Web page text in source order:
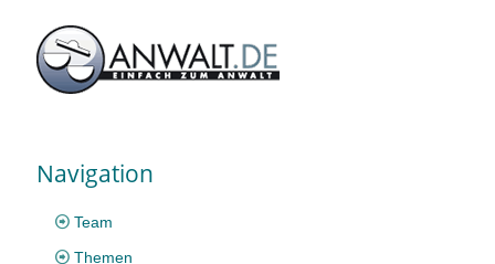
Navigation
Team
Themen